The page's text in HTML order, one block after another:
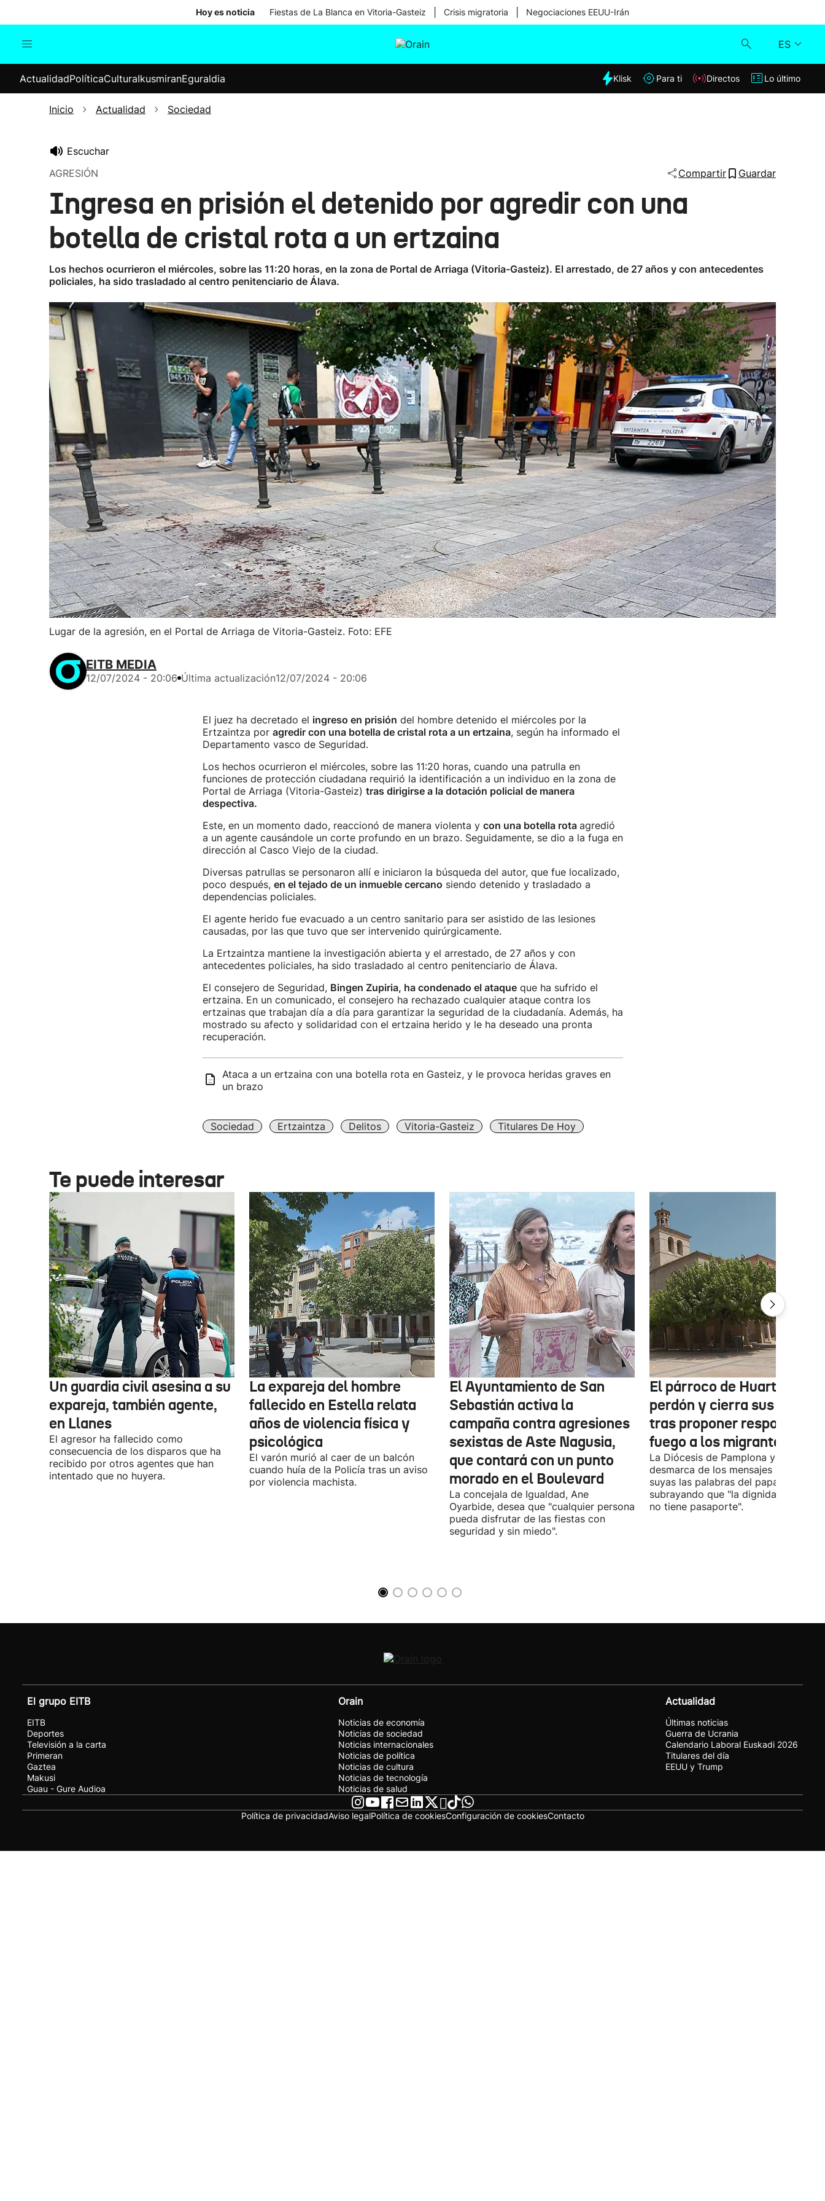
Hoy es noticia Fiestas de La Blanca en Vitoria-Gasteiz Crisis migratoria Negociaciones EEUU-Irán
ES
Internacional
Elecciones
Klisk
ActualidadPolíticaCulturaIkusmiranEguraldia Klisk Para ti Directos Lo último
Inicio Actualidad Sociedad
Escuchar
AGRESIÓN
Compartir Guardar
Ingresa en prisión el detenido por agredir con una
botella de cristal rota a un ertzaina
Los hechos ocurrieron el miércoles, sobre las 11:20 horas, en la zona de Portal de Arriaga (Vitoria-Gasteiz). El arrestado, de 27 años y con antecedentes
policiales, ha sido trasladado al centro penitenciario de Álava.
Lugar de la agresión, en el Portal de Arriaga de Vitoria-Gasteiz. Foto: EFE
EITB MEDIA
12/07/2024 - 20:06 Última actualización12/07/2024 - 20:06
El juez ha decretado el ingreso en prisión del hombre detenido el miércoles por la
Ertzaintza por agredir con una botella de cristal rota a un ertzaina, según ha informado el
Departamento vasco de Seguridad.
Los hechos ocurrieron el miércoles, sobre las 11:20 horas, cuando una patrulla en
funciones de protección ciudadana requirió la identificación a un individuo en la zona de
Portal de Arriaga (Vitoria-Gasteiz) tras dirigirse a la dotación policial de manera
despectiva.
Este, en un momento dado, reaccionó de manera violenta y con una botella rota agredió
a un agente causándole un corte profundo en un brazo. Seguidamente, se dio a la fuga en
dirección al Casco Viejo de la ciudad.
Diversas patrullas se personaron allí e iniciaron la búsqueda del autor, que fue localizado,
poco después, en el tejado de un inmueble cercano siendo detenido y trasladado a
dependencias policiales.
El agente herido fue evacuado a un centro sanitario para ser asistido de las lesiones
causadas, por las que tuvo que ser intervenido quirúrgicamente.
La Ertzaintza mantiene la investigación abierta y el arrestado, de 27 años y con
antecedentes policiales, ha sido trasladado al centro penitenciario de Álava.
El consejero de Seguridad, Bingen Zupiria, ha condenado el ataqueque ha sufrido el
ertzaina. En un comunicado, el consejero ha rechazado cualquier ataque contra los
ertzainas que trabajan día a día para garantizar la seguridad de la ciudadanía. Además, ha
mostrado su afecto y solidaridad con el ertzaina herido y le ha deseado una pronta
recuperación.
Ataca a un ertzaina con una botella rota en Gasteiz, y le provoca heridas graves en
un brazo
Sociedad Ertzaintza Delitos Vitoria-Gasteiz Titulares De Hoy
Te puede interesar
Un guardia civil asesina a su
expareja, también agente,
en Llanes
El agresor ha fallecido como
consecuencia de los disparos que ha
recibido por otros agentes que han
intentado que no huyera.
La expareja del hombre
fallecido en Estella relata
años de violencia física y
psicológica
El varón murió al caer de un balcón
cuando huía de la Policía tras un aviso
por violencia machista.
El Ayuntamiento de San
Sebastián activa la
campaña contra agresiones
sexistas de Aste Nagusia,
que contará con un punto
morado en el Boulevard
La concejala de Igualdad, Ane
Oyarbide, desea que "cualquier persona
pueda disfrutar de las fiestas con
seguridad y sin miedo".
El párroco de Huarte pide
perdón y cierra sus redes
tras proponer responder
fuego a los migrantes
La Diócesis de Pamplona y Tudela se
desmarca de los mensajes y hace
suyas las palabras del papa
subrayando que "la dignidad humana
no tiene pasaporte".
El grupo EITB
EITB
Deportes
Televisión a la carta
Primeran
Gaztea
Makusi
Guau - Gure Audioa
Orain
Noticias de economía
Noticias de sociedad
Noticias internacionales
Noticias de política
Noticias de cultura
Noticias de tecnología
Noticias de salud
Actualidad
Últimas noticias
Guerra de Ucrania
Calendario Laboral Euskadi 2026
Titulares del día
EEUU y Trump
Política de privacidadAviso legalPolítica de cookiesConfiguración de cookiesContacto